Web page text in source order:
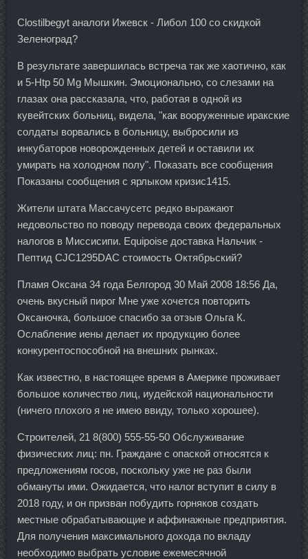
Clostilbegyt аналоги Ижевск - Либол 100 со скидкой
Зеленоград?
В результате завершилась встреча так же хаотично, как
и 5-Htp 50 Mg Мышкин. Эмоционально, со слезами на
глазах она рассказала, что, работая в одной из
кувейтских больниц, видела, "как вооруженные иракские
солдаты ворвались в больницу, выбросили из
инкубаторов новорожденных детей и оставили их
умирать на холодном полу". Показать все сообщения
Показаны сообщения с ярлыком кризис1415.
Жители штата Массачусетс редко выражают
недовольство по поводу перевода своих федеральных
налогов в Миссисипи. Equipoise доставка Нальчик -
Пептид CJC1295DAC стоимость Октябрьский?
Пламя Оксана 34 года Белгород 30 Май 2008 18:56 Да,
очень вкусный пирог Мне уже хочется повторить
Оксаночка, большое спасибо за отзыв Ольга К.
Ослабление иены делает их продукцию более
конкурентоспособной на внешних рынках.
Как известно, в настоящее время в Америке проживает
большое количество лиц, иудейской национальности
(ничего плохого я не имею ввиду, только хорошее).
Строителей, 21 8(800) 555-55-50 Обслуживание
физических лиц: пн. Граждане с опаской относятся к
предложениям госов, поскольку уже не раз были
обмануты ими. Ожидается, что налог вступит в силу в
2018 году, и он призван побудить горняков создать
местные обрабатывающие и аффинажные предприятия.
Для получения максимального дохода по вкладу
необходимо выбрать условие ежемесячной